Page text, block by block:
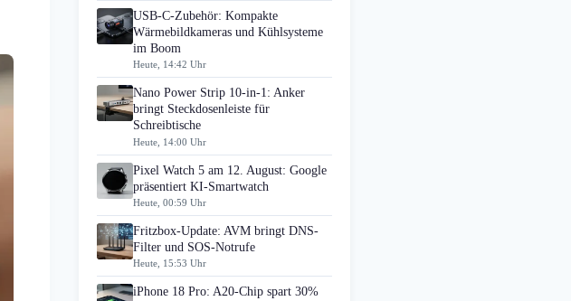
USB-C-Zubehör: Kompakte
Wärmebildkameras und Kühlsysteme
im Boom
Heute, 14:42 Uhr
Nano Power Strip 10-in-1: Anker
bringt Steckdosenleiste für
Schreibtische
Heute, 14:00 Uhr
Pixel Watch 5 am 12. August: Google
präsentiert KI-Smartwatch
Heute, 00:59 Uhr
Fritzbox-Update: AVM bringt DNS-
Filter und SOS-Notrufe
Heute, 15:53 Uhr
iPhone 18 Pro: A20-Chip spart 30%